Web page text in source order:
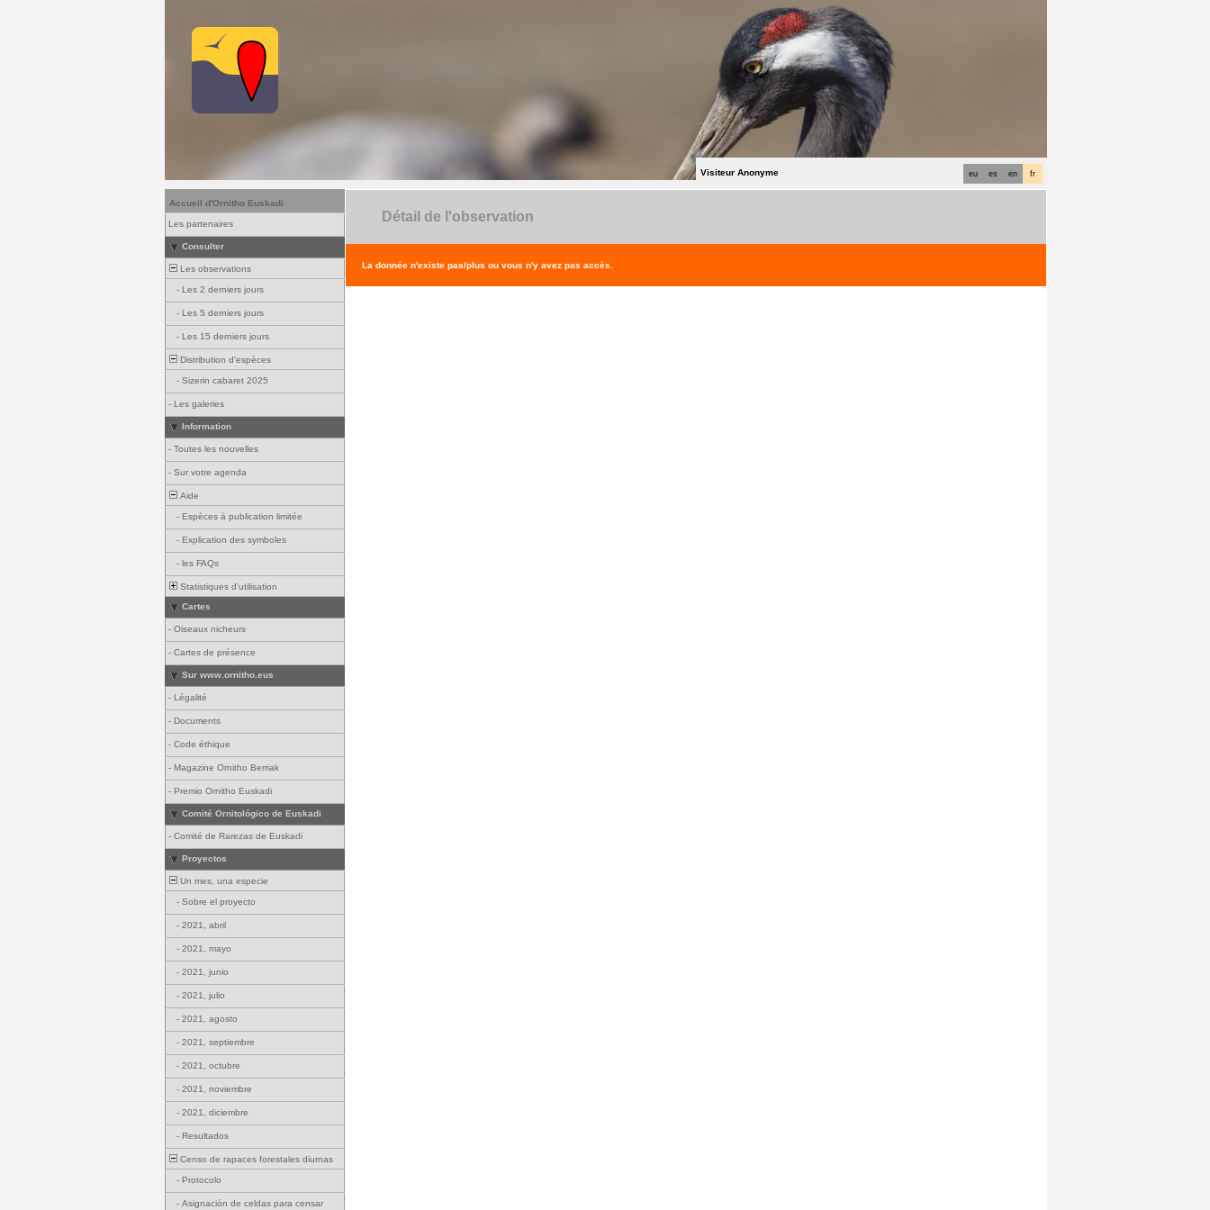
fr
en
es
eu
Visiteur Anonyme
Accueil d'Ornitho Euskadi
Les partenaires
Consulter
Les observations
- Les 2 derniers jours
- Les 5 derniers jours
- Les 15 derniers jours
Distribution d'espèces
- Sizerin cabaret 2025
- Les galeries
Information
- Toutes les nouvelles
- Sur votre agenda
Aide
- Espèces à publication limitée
- Explication des symboles
- les FAQs
Statistiques d'utilisation
Cartes
- Oiseaux nicheurs
- Cartes de présence
Sur www.ornitho.eus
- Légalité
- Documents
- Code éthique
- Magazine Ornitho Berriak
- Premio Ornitho Euskadi
Comité Ornitológico de Euskadi
- Comité de Rarezas de Euskadi
Proyectos
Un mes, una especie
- Sobre el proyecto
- 2021, abril
- 2021, mayo
- 2021, junio
- 2021, julio
- 2021, agosto
- 2021, septiembre
- 2021, octubre
- 2021, noviembre
- 2021, diciembre
- Resultados
Censo de rapaces forestales diurnas
- Protocolo
- Asignación de celdas para censar
Détail de l'observation
La donnée n'existe pas/plus ou vous n'y avez pas accès.